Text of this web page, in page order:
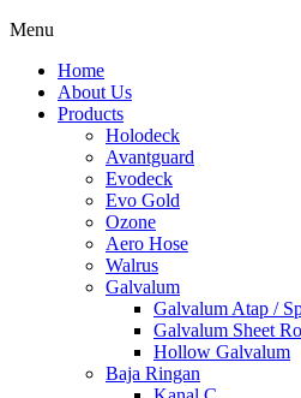
Menu
Home
About Us
Products
Holodeck
Avantguard
Evodeck
Evo Gold
Ozone
Aero Hose
Walrus
Galvalum
Galvalum Atap /
Galvalum Sheet
Hollow Galvalum
Baja Ringan